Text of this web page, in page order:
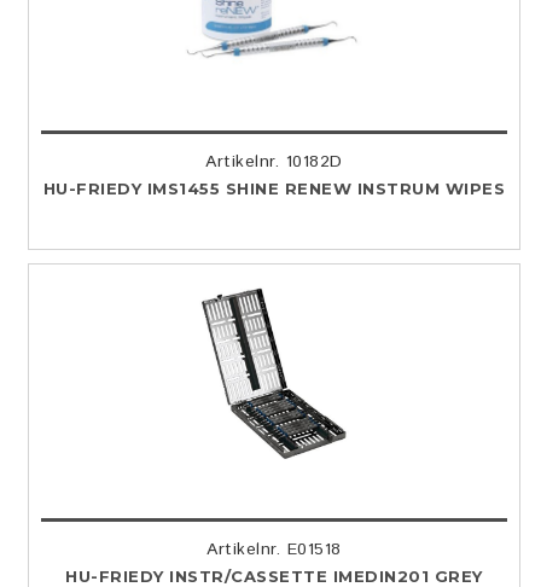
Artikelnr. 10182D
HU-FRIEDY IMS1455 SHINE RENEW INSTRUM WIPES
Artikelnr. E01518
HU-FRIEDY INSTR/CASSETTE IMEDIN201 GREY